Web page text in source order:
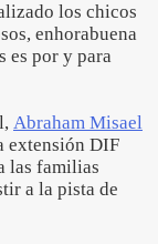
los chicos
enhorabuena
es por y para
Abraham Misael
extensión DIF
las familias
a la pista de